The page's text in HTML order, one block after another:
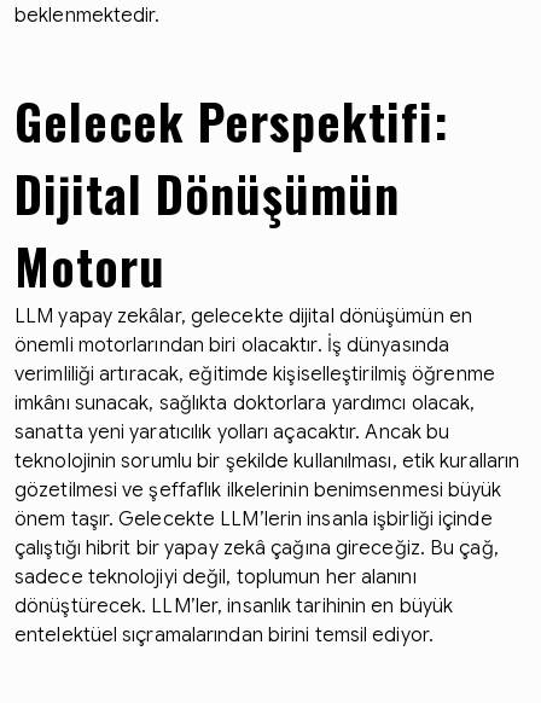
beklenmektedir.
Gelecek Perspektifi:
Dijital Dönüşümün
Motoru
LLM yapay zekâlar, gelecekte dijital dönüşümün en
önemli motorlarından biri olacaktır. İş dünyasında
verimliliği artıracak, eğitimde kişiselleştirilmiş öğrenme
imkânı sunacak, sağlıkta doktorlara yardımcı olacak,
sanatta yeni yaratıcılık yolları açacaktır. Ancak bu
teknolojinin sorumlu bir şekilde kullanılması, etik kuralların
gözetilmesi ve şeffaflık ilkelerinin benimsenmesi büyük
önem taşır. Gelecekte LLM’lerin insanla işbirliği içinde
çalıştığı hibrit bir yapay zekâ çağına gireceğiz. Bu çağ,
sadece teknolojiyi değil, toplumun her alanını
dönüştürecek. LLM’ler, insanlık tarihinin en büyük
entelektüel sıçramalarından birini temsil ediyor.